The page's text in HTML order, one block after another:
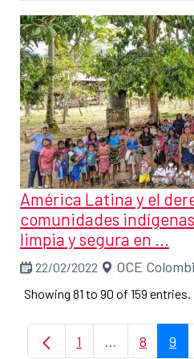
América Latina y el
comunidades
limpia y segura en ...
22/02/2022 OCE
Showing 81 to 90 of 159 entries.
Page
1 ...Intermediate
Page
8 9